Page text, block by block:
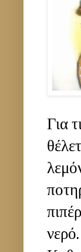
Για
νερό.